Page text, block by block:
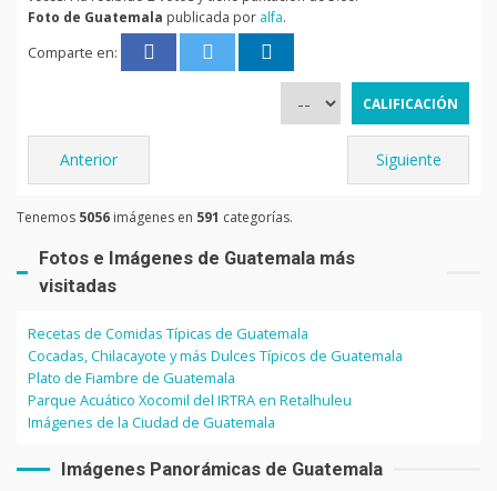
Foto de Guatemala publicada por alfa.
Comparte en:
Anterior Siguiente
Tenemos 5056 imágenes en 591 categorías.
Fotos e Imágenes de Guatemala más
visitadas
Recetas de Comidas Típicas de Guatemala
Cocadas, Chilacayote y más Dulces Típicos de Guatemala
Plato de Fiambre de Guatemala
Parque Acuático Xocomil del IRTRA en Retalhuleu
Imágenes de la Ciudad de Guatemala
Imágenes Panorámicas de Guatemala